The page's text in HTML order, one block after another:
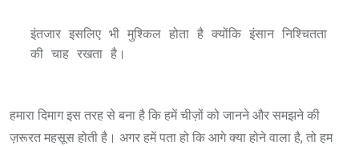
इंतजार इसलिए भी मुश्किल होता है क्योंकि इंसान निश्चितता
की चाह रखता है।
हमारा दिमाग इस तरह से बना है कि हमें चीज़ों को जानने और समझने की
ज़रूरत महसूस होती है। अगर हमें पता हो कि आगे क्या होने वाला है, तो हम